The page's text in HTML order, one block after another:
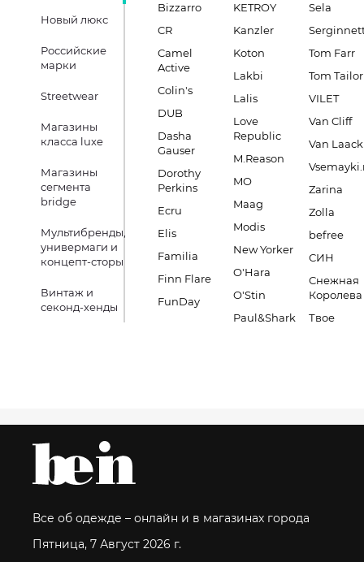
Новый люкс
Российские
марки
Streetwear
Магазины
класса luxe
Магазины
сегмента
bridge
Мультибренды,
универмаги и
концепт-сторы
Винтаж и
секонд-хенды
Bizzarro
CR
Camel
Active
Colin's
DUB
Dasha
Gauser
Dorothy
Perkins
Ecru
Elis
Familia
Finn Flare
FunDay
KETROY
Kanzler
Koton
Lakbi
Lalis
Love
Republic
M.Reason
MO
Maag
Modis
New Yorker
O'Hara
O'Stin
Paul&Shark
Sela
Tom Farr
Tom Tailor
VILET
Van Cliff
Van Laack
Zarina
Zolla
befree
СИН
Снежная
Королева
Твое
Все об одежде – онлайн и в магазинах города
Пятница, 7 Август 2026 г.